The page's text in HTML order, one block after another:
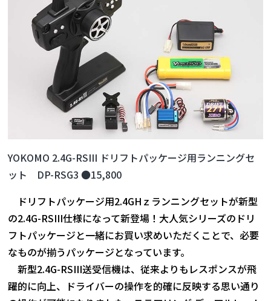
YOKOMO 2.4G-RSIII ドリフトパッケージ用ランニングセ
ット DP-RSG3 ●15,800
ドリフトパッケージ用2.4GHｚランニングセットが新型
の2.4G-RSIII仕様になって新登場！大人気シリーズのドリ
フトパッケージと一緒にお買い求めいただくことで、必要
なものが揃うパッケージとなっています。
新型2.4G-RSIII送受信機は、従来よりもレスポンスが飛
躍的に向上、ドライバーの操作を的確に反映する思い通り